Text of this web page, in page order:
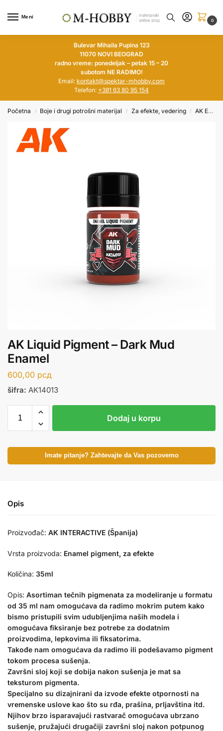
Meni
0
Bulevar Mihaila Pupina 123
11070 NOVI BEOGRAD
radno vreme: ponedeljak – petak 15 – 20
subotom NE RADIMO!
Email: kontakt@spektar-mhobby.com
Telefon: +381 63 80 95 154
Početna / Boje i drugi potrošni materijal / Za efekte, vedering / AK Enamel Liquid Pigment
AK Liquid Pigment – Dark Mud
Enamel
600,00 рсд
šifra: AK14013
Dodaj u korpu
Imate pitanje? Zahtevajte da Vas pozovemo
Opis
Proizvođač: AK INTERACTIVE (Španija)
Vrsta proizvoda: Enamel pigment, za efekte
Količina: 35ml
Opis: Asortiman tečnih pigmenata za modeliranje u formatu
od 35 ml nam omogućava da radimo mokrim putem kako
bismo pristupili svim udubljenjima naših modela i
omogućava fiksiranje bez potrebe za dodatnim
proizvodima, lepkovima ili fiksatorima.
Takođe nam omogućava da radimo ili podešavamo pigment
tokom procesa sušenja.
Završni sloj koji se dobija nakon sušenja je mat sa
teksturom pigmenta.
Specijalno su dizajnirani da izvode efekte otpornosti na
vremenske uslove kao što su rđa, prašina, prljavština itd.
Njihov brzo isparavajući rastvarač omogućava ubrzano
sušenje, pružajući drugačiji završni sloj nakon potpunog